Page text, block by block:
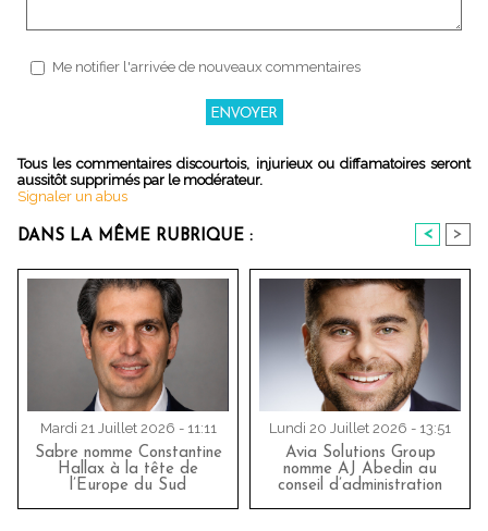
Me notifier l'arrivée de nouveaux commentaires
Tous les commentaires discourtois, injurieux ou diffamatoires seront
aussitôt supprimés par le modérateur.
Signaler un abus
DANS LA MÊME RUBRIQUE : < >
Mardi 21 Juillet 2026 - 11:11
Sabre nomme Constantine
Hallax à la tête de
l’Europe du Sud
Lundi 20 Juillet 2026 - 13:51
Avia Solutions Group
nomme AJ Abedin au
conseil d’administration